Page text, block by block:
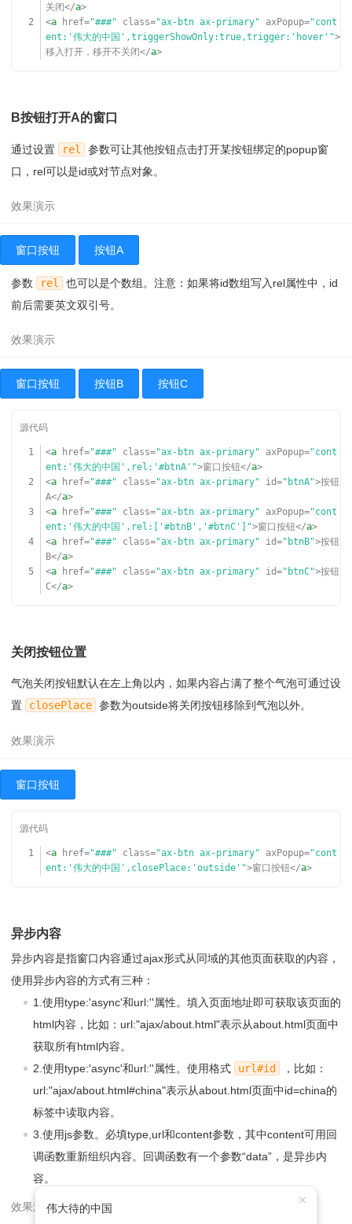
关闭</a>
2
<a href="###" class="ax-btn ax-primary" axPopup="cont
ent:'伟大的中国',triggerShowOnly:true,trigger:'hover'">
移入打开，移开不关闭</a>
B按钮打开A的窗口
通过设置 rel
参数可让其他按钮点击打开某按钮绑定的popup窗
口，rel可以是id或对节点对象。
窗口按钮 按钮A
参数 rel
也可以是个数组。注意：如果将id数组写入rel属性中，id
前后需要英文双引号。
窗口按钮 按钮B 按钮C
1 <a href="###" class="ax-btn ax-primary" axPopup="cont
ent:'伟大的中国',rel:'#btnA'">窗口按钮</a>
2
<a href="###" class="ax-btn ax-primary" id="btnA">按钮
A</a>
3
<a href="###" class="ax-btn ax-primary" axPopup="cont
ent:'伟大的中国',rel:['#btnB','#btnC']">窗口按钮</a>
4
<a href="###" class="ax-btn ax-primary" id="btnB">按钮
B</a>
5
<a href="###" class="ax-btn ax-primary" id="btnC">按钮
C</a>
关闭按钮位置
气泡关闭按钮默认在左上角以内，如果内容占满了整个气泡可通过设
置
closePlace 参数为outside将关闭按钮移除到气泡以外。
窗口按钮
1 <a href="###" class="ax-btn ax-primary" axPopup="cont
ent:'伟大的中国',closePlace:'outside'">窗口按钮</a>
异步内容
异步内容是指窗口内容通过ajax形式从同域的其他页面获取的内容，
使用异步内容的方式有三种：
1.使用type:'async'和url:''属性。填入页面地址即可获取该页面的
html内容，比如：url:"ajax/about.html"表示从about.html页面中
获取所有html内容。
2.使用type:'async'和url:''属性。使用格式
url#id
，比如：
url:"ajax/about.html#china"表示从about.html页面中id=china的
标签中读取内容。
3.使用js参数。必填type,url和content参数，其中content可用回
调函数重新组织内容。回调函数有一个参数“data”，是异步内
容。
伟大的中国
伟大待的中国